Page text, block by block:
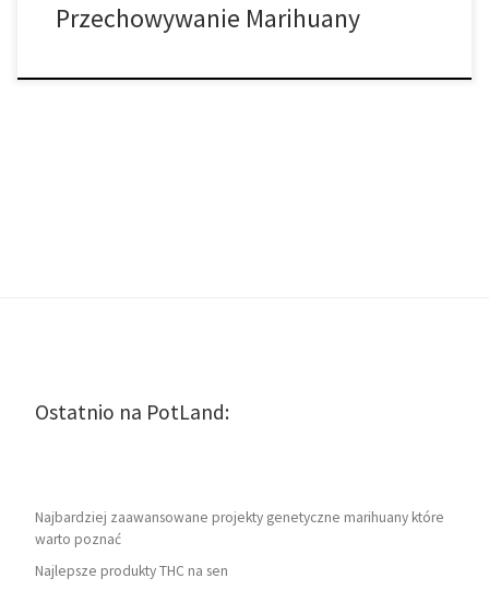
Przechowywanie Marihuany
Ostatnio na PotLand:
Najbardziej zaawansowane projekty genetyczne marihuany które
warto poznać
Najlepsze produkty THC na sen